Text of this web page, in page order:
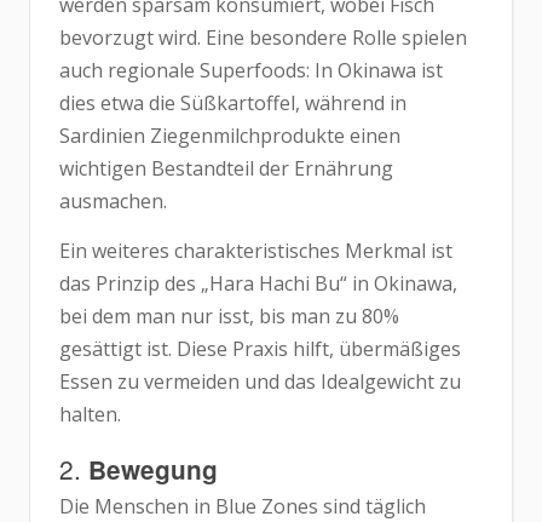
bevorzugt wird. Eine besondere Rolle spielen
auch regionale Superfoods: In Okinawa ist
dies etwa die Süßkartoffel, während in
Sardinien Ziegenmilchprodukte einen
wichtigen Bestandteil der Ernährung
ausmachen.
Ein weiteres charakteristisches Merkmal ist
das Prinzip des „Hara Hachi Bu“ in Okinawa,
bei dem man nur isst, bis man zu 80%
gesättigt ist. Diese Praxis hilft, übermäßiges
Essen zu vermeiden und das Idealgewicht zu
halten.
2. Bewegung
Die Menschen in Blue Zones sind täglich